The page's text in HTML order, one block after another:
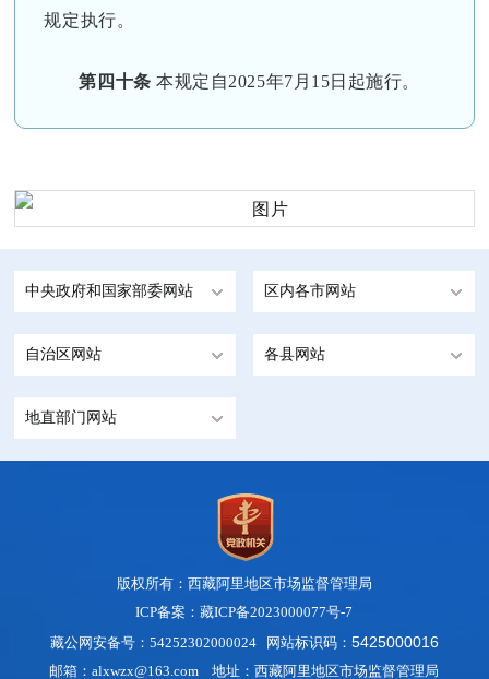
规定执行。
第四十条 本规定自2025年7月15日起施行。
中央政府和国家部委网站 区内各市网站
自治区网站 各县网站
地直部门网站
版权所有：西藏阿里地区市场监督管理局
ICP备案：藏ICP备2023000077号-7
藏公网安备号：54252302000024 网站标识码： 5425000016
邮箱：alxwzx@163.com 地址：西藏阿里地区市场监督管理局